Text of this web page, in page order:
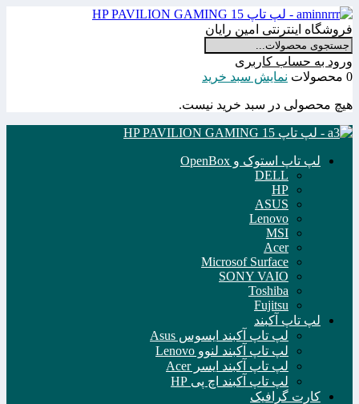
فروشگاه اینترنتی امین رایان
ورود به حساب کاربری
0 محصولات
نمایش سبد خرید
هیچ محصولی در سبد خرید نیست.
لپ تاپ استوک و OpenBox
DELL
HP
ASUS
Lenovo
MSI
Acer
Microsof Surface
SONY VAIO
Toshiba
Fujitsu
لپ تاپ آکبند
لپ تاپ آکبند ایسوس Asus
لپ تاپ آکبند لنوو Lenovo
لپ تاپ آکبند ایسر Acer
لپ تاپ آکبند اچ پی HP
کارت گرافیک